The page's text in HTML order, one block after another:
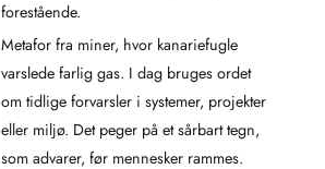
forestående.
Metafor fra miner, hvor kanariefugle
varslede farlig gas. I dag bruges ordet
om tidlige forvarsler i systemer, projekter
eller miljø. Det peger på et sårbart tegn,
som advarer, før mennesker rammes.